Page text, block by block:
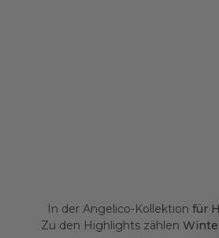
In der Angelico-Kollektion für
Zu den Highlights zählen